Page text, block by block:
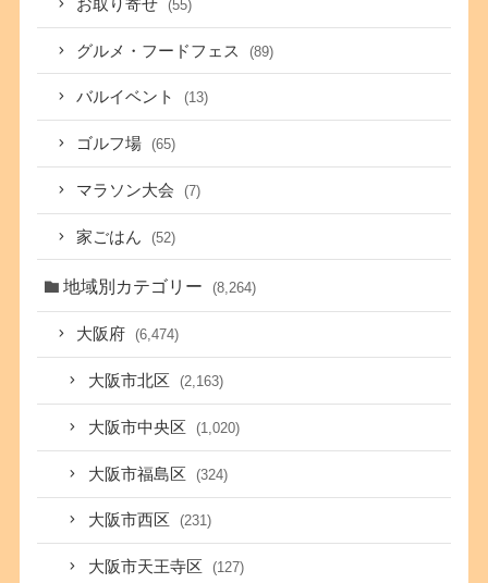
お取り寄せ (55)
グルメ・フードフェス (89)
バルイベント (13)
ゴルフ場 (65)
マラソン大会 (7)
家ごはん (52)
地域別カテゴリー (8,264)
大阪府 (6,474)
大阪市北区 (2,163)
大阪市中央区 (1,020)
大阪市福島区 (324)
大阪市西区 (231)
大阪市天王寺区 (127)